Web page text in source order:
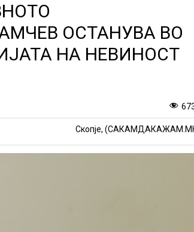
ОСТАНУВА ВО
НА НЕВИНОСТ
Скопје,